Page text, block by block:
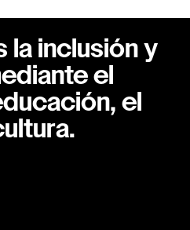
la inclusión y
el
el